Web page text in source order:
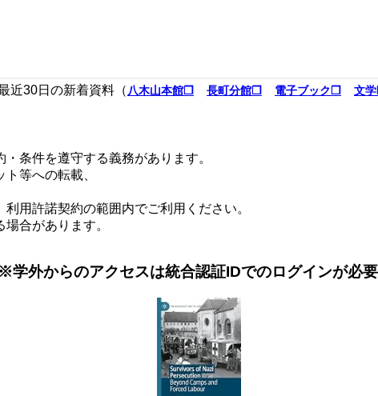
近30日の新着資料（八木山本館❐ 長町分館❐ 電子ブック❐ 文
条件を遵守する義務があります。
等への転載、
用許諾契約の範囲内でご利用ください。
合があります。
外からのアクセスは統合認証IDでのログインが必